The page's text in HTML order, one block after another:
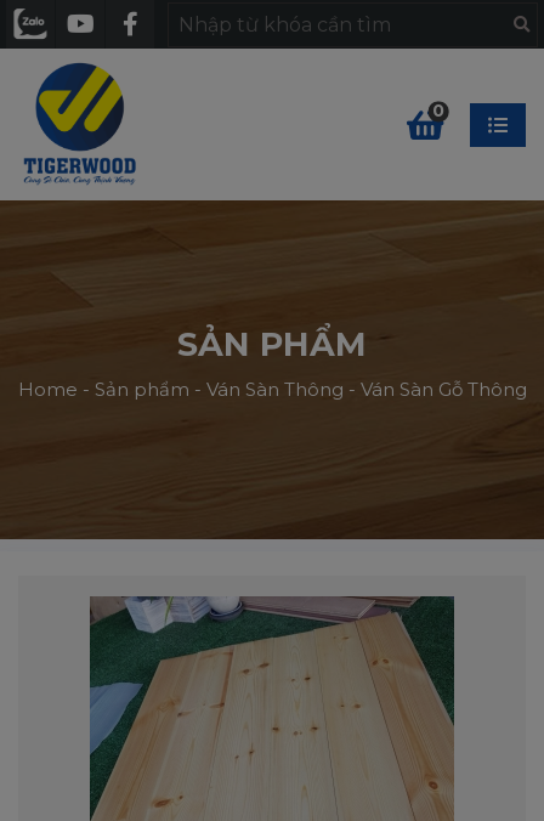
0
SẢN PHẨM
Home - Sản phẩm - Ván Sàn Thông - Ván Sàn Gỗ Thông